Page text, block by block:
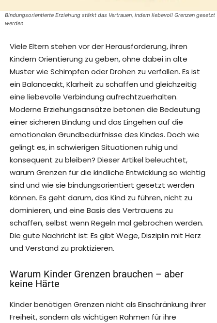
Bindungsorientierte Erziehung stärkt das Vertrauen, indem liebevoll Grenzen gesetzt
werden
Viele Eltern stehen vor der Herausforderung, ihren
Kindern Orientierung zu geben, ohne dabei in alte
Muster wie Schimpfen oder Drohen zu verfallen. Es ist
ein Balanceakt, Klarheit zu schaffen und gleichzeitig
eine liebevolle Verbindung aufrechtzuerhalten.
Moderne Erziehungsansätze betonen die Bedeutung
einer sicheren Bindung und das Eingehen auf die
emotionalen Grundbedürfnisse des Kindes. Doch wie
gelingt es, in schwierigen Situationen ruhig und
konsequent zu bleiben? Dieser Artikel beleuchtet,
warum Grenzen für die kindliche Entwicklung so wichtig
sind und wie sie bindungsorientiert gesetzt werden
können. Es geht darum, das Kind zu führen, nicht zu
dominieren, und eine Basis des Vertrauens zu
schaffen, selbst wenn Regeln mal gebrochen werden.
Die gute Nachricht ist: Es gibt Wege, Disziplin mit Herz
und Verstand zu praktizieren.
Warum Kinder Grenzen brauchen – aber
keine Härte
Kinder benötigen Grenzen nicht als Einschränkung ihrer
Freiheit, sondern als wichtigen Rahmen für ihre